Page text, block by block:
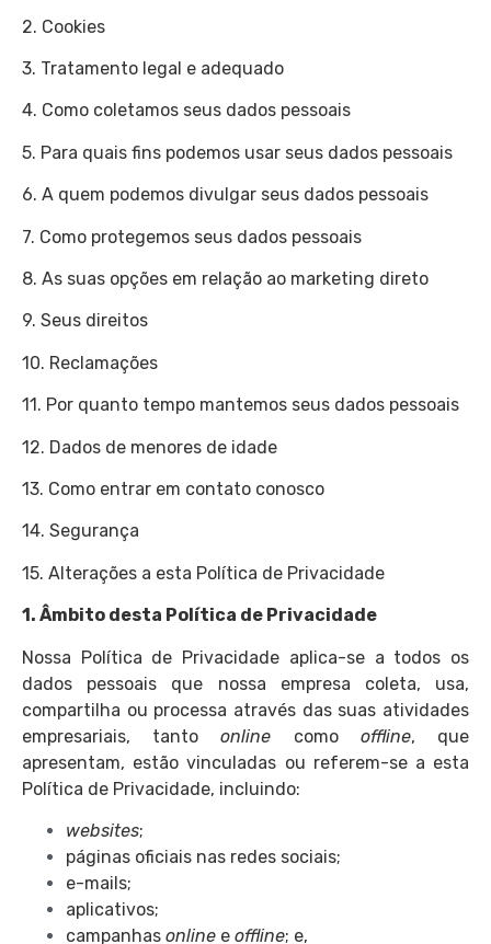
2. Cookies
3. Tratamento legal e adequado
4. Como coletamos seus dados pessoais
5. Para quais fins podemos usar seus dados pessoais
6. A quem podemos divulgar seus dados pessoais
7. Como protegemos seus dados pessoais
8. As suas opções em relação ao marketing direto
9. Seus direitos
10. Reclamações
11. Por quanto tempo mantemos seus dados pessoais
12. Dados de menores de idade
13. Como entrar em contato conosco
14. Segurança
15. Alterações a esta Política de Privacidade
1. Âmbito desta Política de Privacidade
Nossa Política de Privacidade aplica-se a todos os
dados pessoais que nossa empresa coleta, usa,
compartilha ou processa através das suas atividades
empresariais, tantoonline como offline, que
apresentam, estão vinculadas ou referem-se a esta
Política de Privacidade, incluindo:
websites;
páginas oficiais nas redes sociais;
e-mails;
aplicativos;
campanhas online e offline; e,